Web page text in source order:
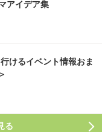
アイデア集
けるイベント情報おま
る